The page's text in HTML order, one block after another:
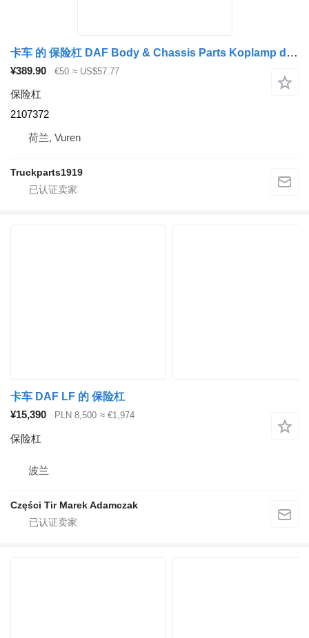
卡车 的 保险杠 DAF Body & Chassis Parts Koplamp drager Li. 2107372
¥389.90 €50 ≈ US$57.77
保险杠
2107372
荷兰, Vuren
Truckparts1919
卡车 DAF LF 的 保险杠
¥15,390
PLN 8,500 ≈ €1,974
保险杠
波兰
Części Tir Marek Adamczak